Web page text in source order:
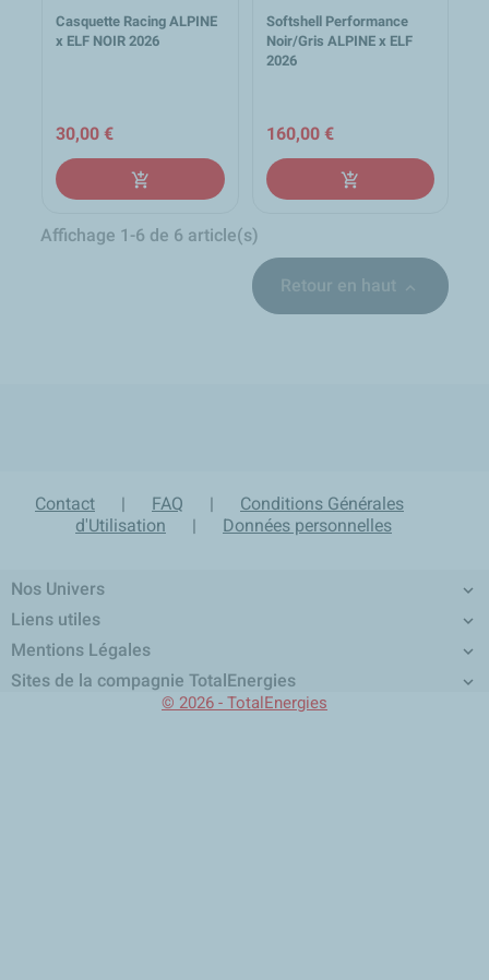
Casquette Racing ALPINE
x ELF NOIR 2026
30,00 €
add_shopping_cart
Softshell Performance
Noir/Gris ALPINE x ELF
2026
160,00 €
add_shopping_cart
Affichage 1-6 de 6 article(s)
Retour en haut 
Contact | FAQ |
Conditions Générales
d'Utilisation
| Données personnelles
Nos Univers 
Liens utiles 
Mentions Légales 
Sites de la compagnie TotalEnergies

© 2026 - TotalEnergies